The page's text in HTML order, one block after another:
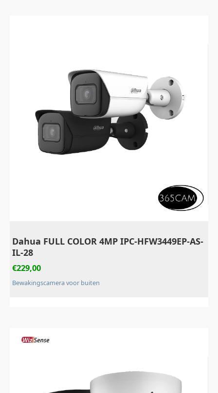
Dahua FULL COLOR 4MP IPC-HFW3449EP-AS-
IL-28
€229,00
Bewakingscamera voor buiten